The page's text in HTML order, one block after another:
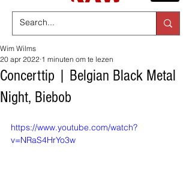
Concerttip | Belgian Black Metal
Night, Biebob
Wim Wilms
20 apr 2022 1 minuten om te lezen
https://www.youtube.com/watch?
v=NRaS4HrYo3w